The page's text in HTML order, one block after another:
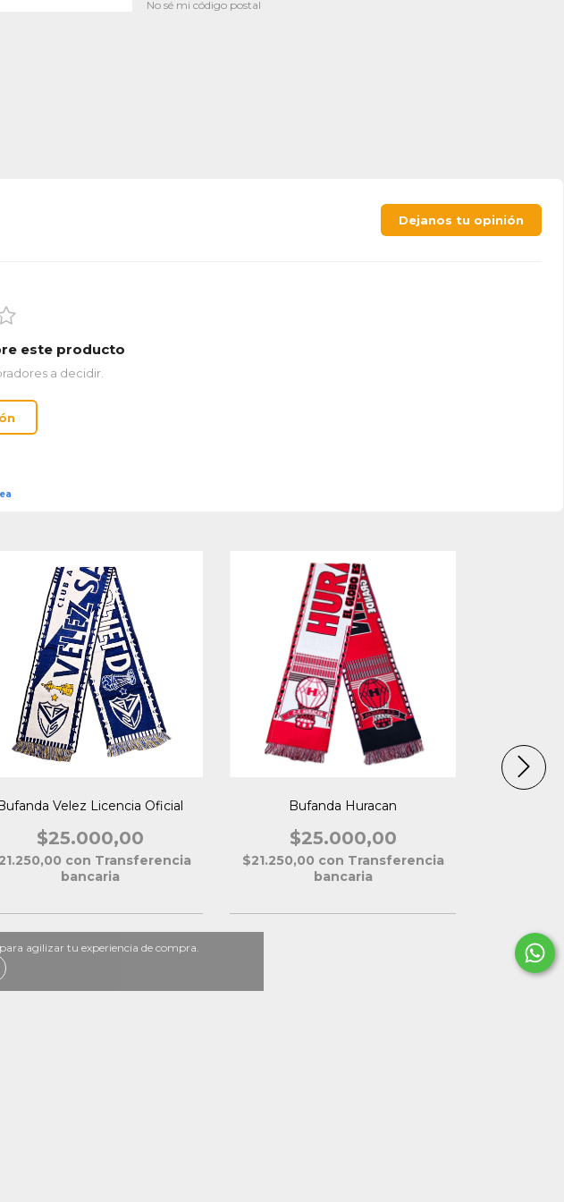
para agilizar tu experiencia de compra.
No sé mi código postal
Dejanos tu opinión
este producto
a decidir.
Velez Licencia Oficial
$25.000,00
con Transferencia
bancaria
Bufanda Huracan
$25.000,00
$21.250,00 con Transferencia
bancaria